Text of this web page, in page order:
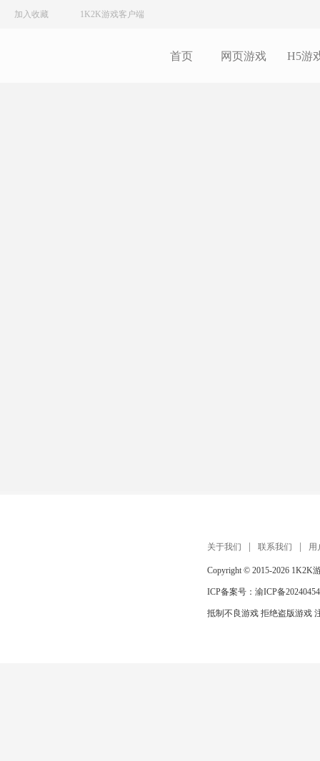
加入收藏 1K2K游戏客户端
首页 网页游戏 H5游
关于我们 联系我们 用
Copyright © 2015-2026 1K2K
ICP备案号： 渝ICP备
抵制不良游戏 拒绝盗版游戏